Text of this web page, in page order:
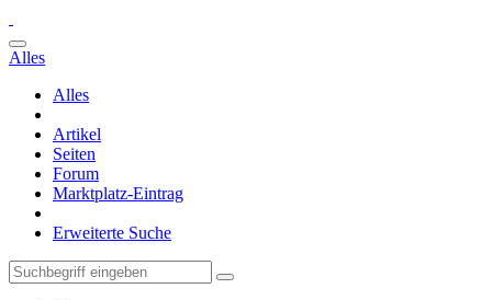
Alles
Alles
Artikel
Seiten
Forum
Marktplatz-Eintrag
Erweiterte Suche